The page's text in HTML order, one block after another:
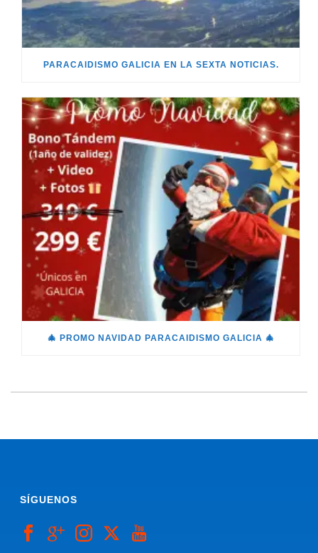
PARACAIDISMO GALICIA EN LA SEXTA NOTICIAS.
🎄 PROMO NAVIDAD PARACAIDISMO GALICIA 🎄
SÍGUENOS